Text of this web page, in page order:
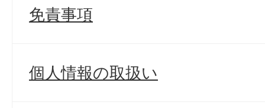
免責事項
個人情報の取扱い